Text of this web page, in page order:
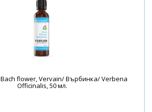
flower, Vervain/ Върбинка/ Verbena
Officinalis, 50 мл.